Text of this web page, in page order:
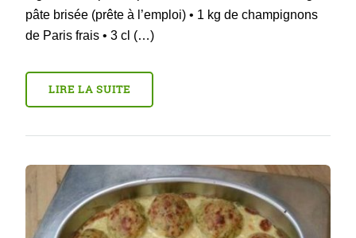
pâte brisée (prête à l’emploi) • 1 kg de champignons
de Paris frais • 3 cl (…)
LIRE LA SUITE